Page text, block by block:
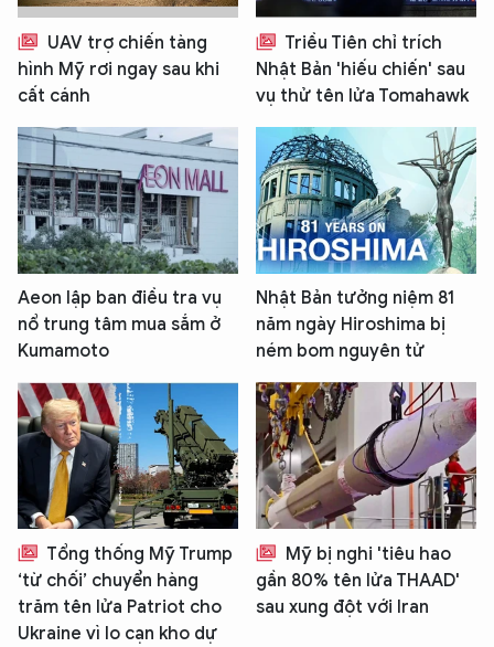
UAV trợ chiến tàng
hình Mỹ rơi ngay sau khi
cất cánh
Triều Tiên chỉ trích
Nhật Bản 'hiếu chiến' sau
vụ thử tên lửa Tomahawk
Aeon lập ban điều tra vụ
nổ trung tâm mua sắm ở
Kumamoto
Nhật Bản tưởng niệm 81
năm ngày Hiroshima bị
ném bom nguyên tử
Tổng thống Mỹ Trump
‘từ chối’ chuyển hàng
trăm tên lửa Patriot cho
Ukraine vì lo cạn kho dự
Mỹ bị nghi 'tiêu hao
gần 80% tên lửa THAAD'
sau xung đột với Iran